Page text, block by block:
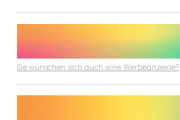
Sie wünschen sich auch eine Werbeanzeige?